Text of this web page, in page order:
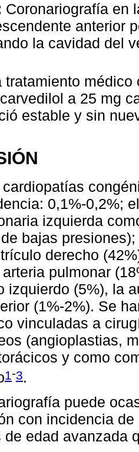
Coronariografía en
anterior
la cavidad del
tratamiento
a 25 mg
estable y sin
cardiopatías
0,1%-0,2%;
izquierda
bajas
derecho
pulmonar
izquierdo (5%), la
(1%-2%). Se
vinculadas a
(angioplastias,
y como
1-3.
puede
con incidencia
de edad avanzada